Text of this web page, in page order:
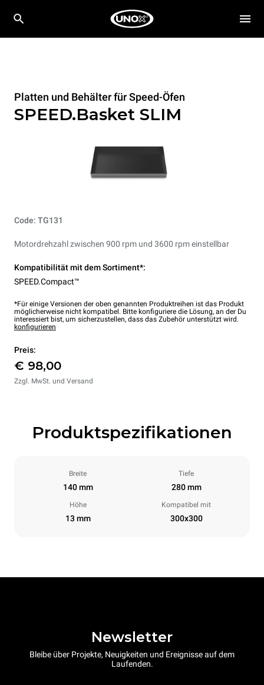
Platten und Behälter für Speed-Öfen
SPEED.Basket SLIM
Code: TG131
Motordrehzahl zwischen 900 rpm und 3600 rpm einstellbar
Kompatibilität mit dem Sortiment*:
SPEED.Compact™
*Für einige Versionen der oben genannten Produktreihen ist das Produkt
möglicherweise nicht kompatibel. Bitte konfiguriere die Lösung, an der Du
interessiert bist, um sicherzustellen, dass das Zubehör unterstützt wird.
konfigurieren
Preis:
€ 98,00
Zzgl. MwSt. und Versand
Produktspezifikationen
Breite
140 mm
Tiefe
280 mm
Höhe
13 mm
Kompatibel mit
300x300
Newsletter
Bleibe über Projekte, Neuigkeiten und Ereignisse auf dem
Laufenden.